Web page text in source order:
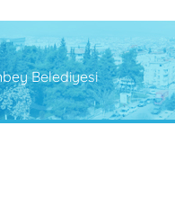
Belediyesi